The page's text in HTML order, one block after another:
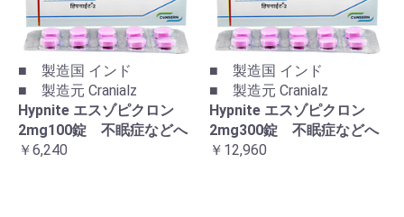
■ 製造国 インド
■ 製造元 Cranialz
Hypnite エスゾピクロン
2mg100錠 不眠症などへ
￥6,240
■ 製造国 インド
■ 製造元 Cranialz
Hypnite エスゾピクロン
2mg300錠 不眠症などへ
￥12,960